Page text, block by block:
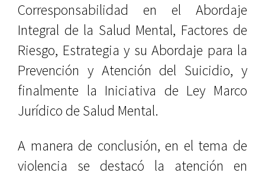
Corresponsabilidad en el Abordaje
Integral de la Salud Mental, Factores de
Riesgo, Estrategia y su Abordaje para la
Prevención y Atención del Suicidio, y
finalmente la Iniciativa de Ley Marco
Jurídico de Salud Mental.
A manera de conclusión, en el tema de
violencia se destacó la atención en